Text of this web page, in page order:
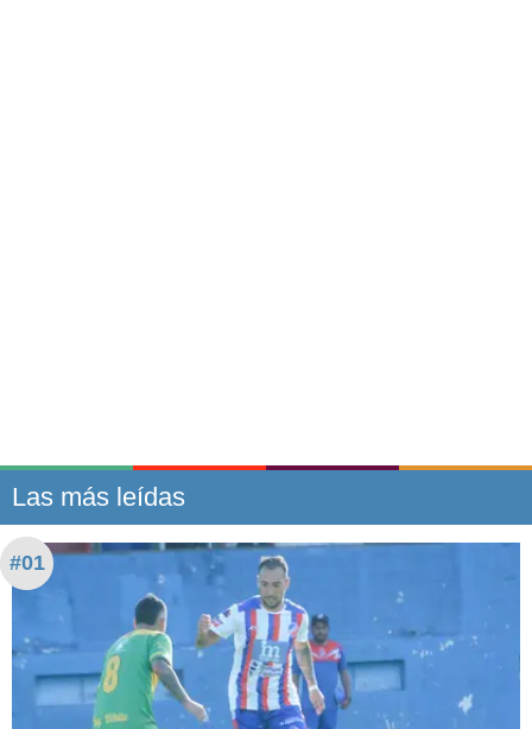
Las más leídas
#01